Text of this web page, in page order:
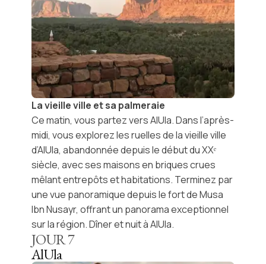
La vieille ville et sa palmeraie
Ce matin, vous partez versAlUla. Dans l’après-
midi, vous explorez les ruelles de lavieille ville
d’AlUla, abandonnée depuis le début du XXᵉ
siècle, avec ses maisons en briques crues
mêlant entrepôts et habitations. Terminez par
une vue panoramique depuis le fort deMusa
Ibn Nusayr, offrant un panorama exceptionnel
sur la région. Dîner et nuit à AlUla.
JOUR7
AlUla